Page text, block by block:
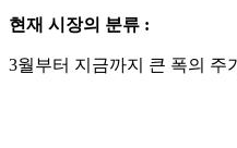
현재 시장의 분류 :
3월부터 지금까지 큰 폭의 주